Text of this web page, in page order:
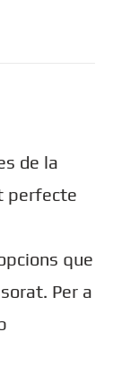
de la
perfecte
que
Per a